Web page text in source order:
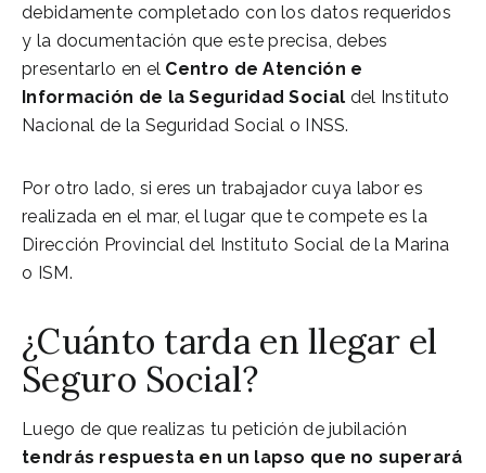
debidamente completado con los datos requeridos
y la documentación que este precisa, debes
presentarlo en el Centro de Atención e
Información de la Seguridad Social del Instituto
Nacional de la Seguridad Social o INSS.
Por otro lado, si eres un trabajador cuya labor es
realizada en el mar, el lugar que te compete es la
Dirección Provincial del Instituto Social de la Marina
o ISM.
¿Cuánto tarda en llegar el
Seguro Social?
Luego de que realizas tu petición de jubilación
tendrás respuesta en un lapso que no superará